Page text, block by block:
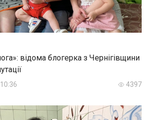
відома блогерка з Чернігівщини
4397